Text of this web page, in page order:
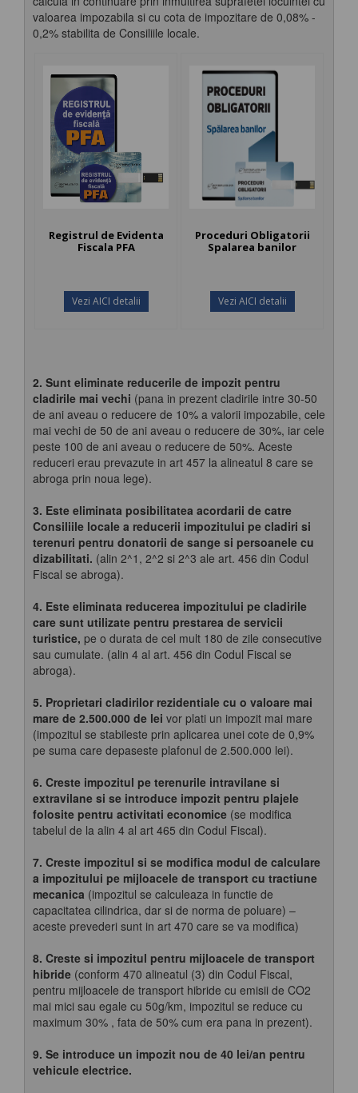
valoarea impozabila si cu cota de impozitare de 0,08% -
0,2% stabilita de Consiliile locale.
Registrul de Evidenta
Fiscala PFA
Vezi AICI detalii
Proceduri Obligatorii
Spalarea banilor
Vezi AICI detalii
2. Sunt eliminate reducerile de impozit pentru
cladirile mai vechi (pana in prezent cladirile intre 30-50
de ani aveau o reducere de 10% a valorii impozabile, cele
mai vechi de 50 de ani aveau o reducere de 30%, iar cele
peste 100 de ani aveau o reducere de 50%. Aceste
reduceri erau prevazute in art 457 la alineatul 8 care se
abroga prin noua lege).
3. Este eliminata posibilitatea acordarii de catre
Consiliile locale a reducerii impozitului pe cladiri si
terenuri pentru donatorii de sange si persoanele cu
dizabilitati. (alin 2^1, 2^2 si 2^3 ale art. 456 din Codul
Fiscal se abroga).
4. Este eliminata reducerea impozitului pe cladirile
care sunt utilizate pentru prestarea de servicii
turistice, pe o durata de cel mult 180 de zile consecutive
sau cumulate. (alin 4 al art. 456 din Codul Fiscal se
abroga).
5. Proprietari cladirilor rezidentiale cu o valoare mai
mare de 2.500.000 de lei vor plati un impozit mai mare
(impozitul se stabileste prin aplicarea unei cote de 0,9%
pe suma care depaseste plafonul de 2.500.000 lei).
6. Creste impozitul pe terenurile intravilane si
extravilane si se introduce impozit pentru plajele
folosite pentru activitati economice (se modifica
tabelul de la alin 4 al art 465 din Codul Fiscal).
7. Creste impozitul si se modifica modul de calculare
a impozitului pe mijloacele de transport cu tractiune
mecanica (impozitul se calculeaza in functie de
capacitatea cilindrica, dar si de norma de poluare) –
aceste prevederi sunt in art 470 care se va modifica)
8. Creste si impozitul pentru mijloacele de transport
hibride (conform 470 alineatul (3) din Codul Fiscal,
pentru mijloacele de transport hibride cu emisii de CO2
mai mici sau egale cu 50g/km, impozitul se reduce cu
maximum 30% , fata de 50% cum era pana in prezent).
9. Se introduce un impozit nou de 40 lei/an pentru
vehicule electrice.